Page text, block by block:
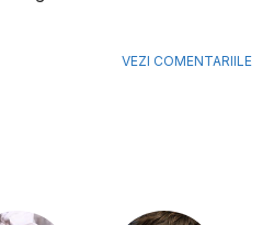
VEZI COMENTARIILE